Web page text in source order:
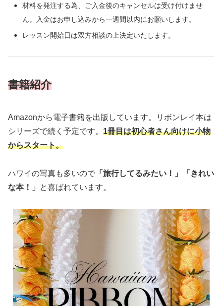
材料を発注する為、ご入金後のキャンセルは受け付けませ
ん。
入金はお申し込みから一週間以内にお願いします。
レッスン開始日は双方相談の上決定いたします。
書籍紹介
Amazonから電子書籍を出版しています。リボンレイ本は
シリーズで続く予定です。 1冊目は初心者さん向けに小物
からスタート。
ハワイの写真も多いので 「旅行してるみたい！」「きれい
な本！」
と喜ばれています。